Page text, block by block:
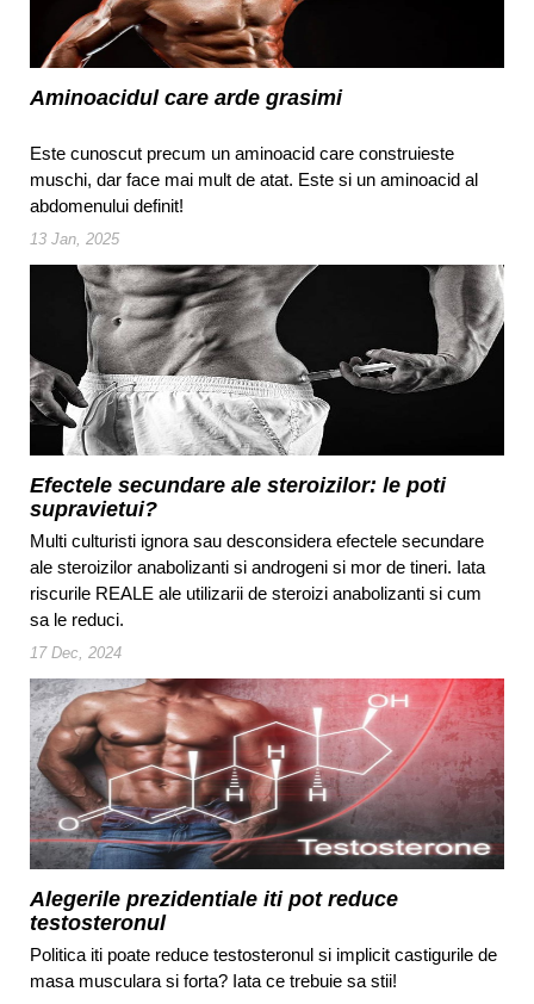
Aminoacidul care arde grasimi
Este cunoscut precum un aminoacid care construieste
muschi, dar face mai mult de atat. Este si un aminoacid al
abdomenului definit!
13 Jan, 2025
Efectele secundare ale steroizilor: le poti
supravietui?
Multi culturisti ignora sau desconsidera efectele secundare
ale steroizilor anabolizanti si androgeni si mor de tineri. Iata
riscurile REALE ale utilizarii de steroizi anabolizanti si cum
sa le reduci.
17 Dec, 2024
Alegerile prezidentiale iti pot reduce
testosteronul
Politica iti poate reduce testosteronul si implicit castigurile de
masa musculara si forta? Iata ce trebuie sa stii!